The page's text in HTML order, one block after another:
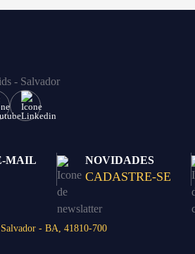
MAIL NOVIDADES
CADASTRE-SE
- BA, 41810-700